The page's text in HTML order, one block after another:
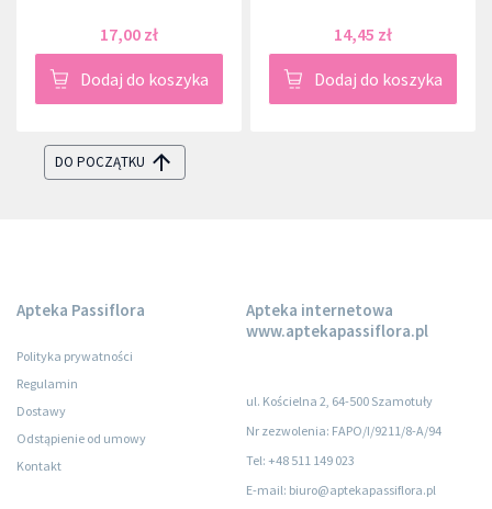
17,00 zł
Dodaj do koszyka
14,45 zł
Dodaj do koszyka
DO POCZĄTKU
Apteka Passiflora
Polityka prywatności
Regulamin
Dostawy
Odstąpienie od umowy
Kontakt
Apteka internetowa
www.aptekapassiflora.pl
ul. Kościelna 2, 64-500 Szamotuły
Nr zezwolenia: FAPO/I/9211/8-A/94
Tel: +48 511 149 023
E-mail: biuro@aptekapassiflora.pl